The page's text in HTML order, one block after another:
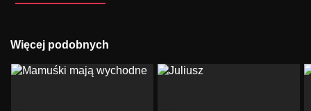
Więcej podobnych